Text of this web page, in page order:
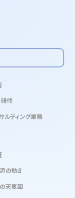
研修
ルティング業務
の動き
天気図